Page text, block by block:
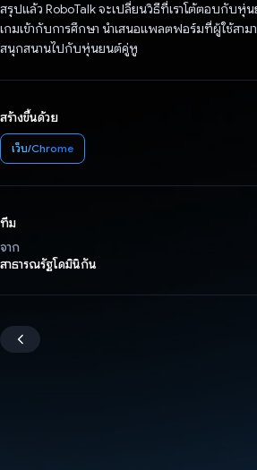
สรุปแล้ว RoboTalk จะเปลี่ยนวิธีที่เราโต้ตอบกับหุ่
เกมเข้ากับการศึกษา นำเสนอแพลตฟอร์มที่ผู้ใช้สามา
สนุกสนานไปกับหุ่นยนต์คู่หู
สร้างขึ้นด้วย
เว็บ/Chrome
ทีม
จาก
สาธารณรัฐโดมินิกัน